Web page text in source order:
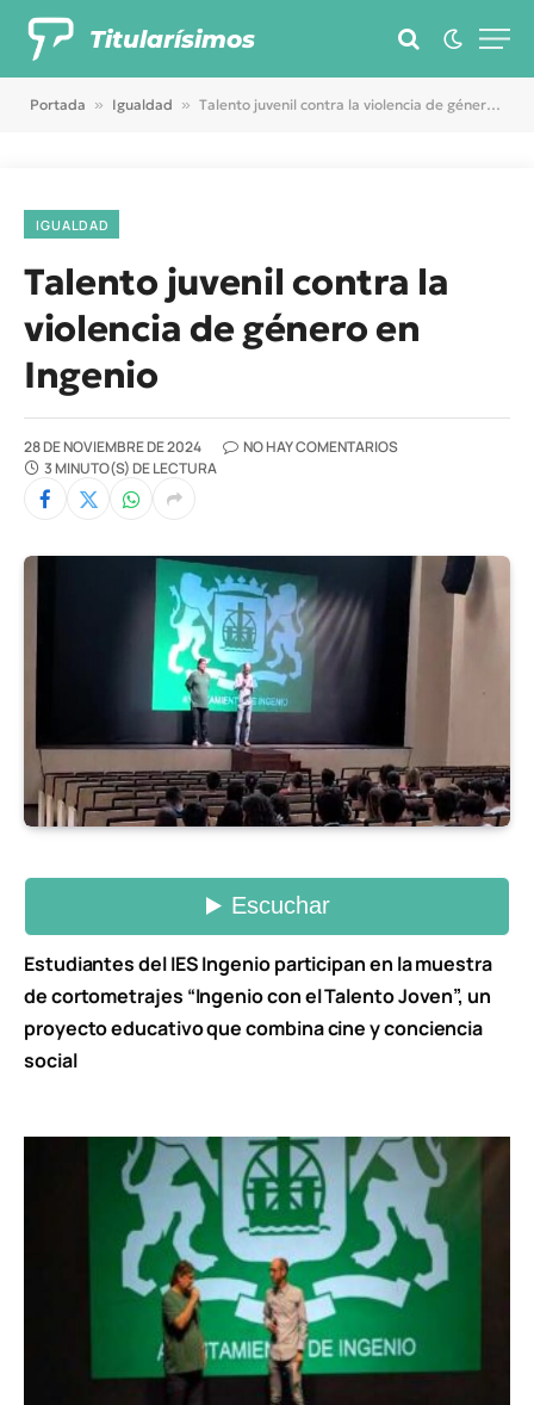
Titularísimos
Portada » Igualdad » Talento juvenil contra la violencia de género en Ingenio
IGUALDAD
Talento juvenil contra la
violencia de género en
Ingenio
28 DE NOVIEMBRE DE 2024
NO HAY COMENTARIOS
3 MINUTO(S) DE LECTURA
Estudiantes del IES Ingenio participan en la muestra
de cortometrajes “Ingenio con el Talento Joven”, un
proyecto educativo que combina cine y conciencia
social